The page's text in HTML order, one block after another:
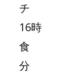
16
分